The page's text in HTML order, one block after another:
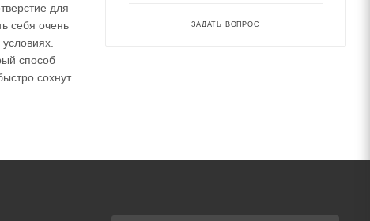
для
себя очень
способ
сохнут.
ЗАДАТЬ ВОПРОС